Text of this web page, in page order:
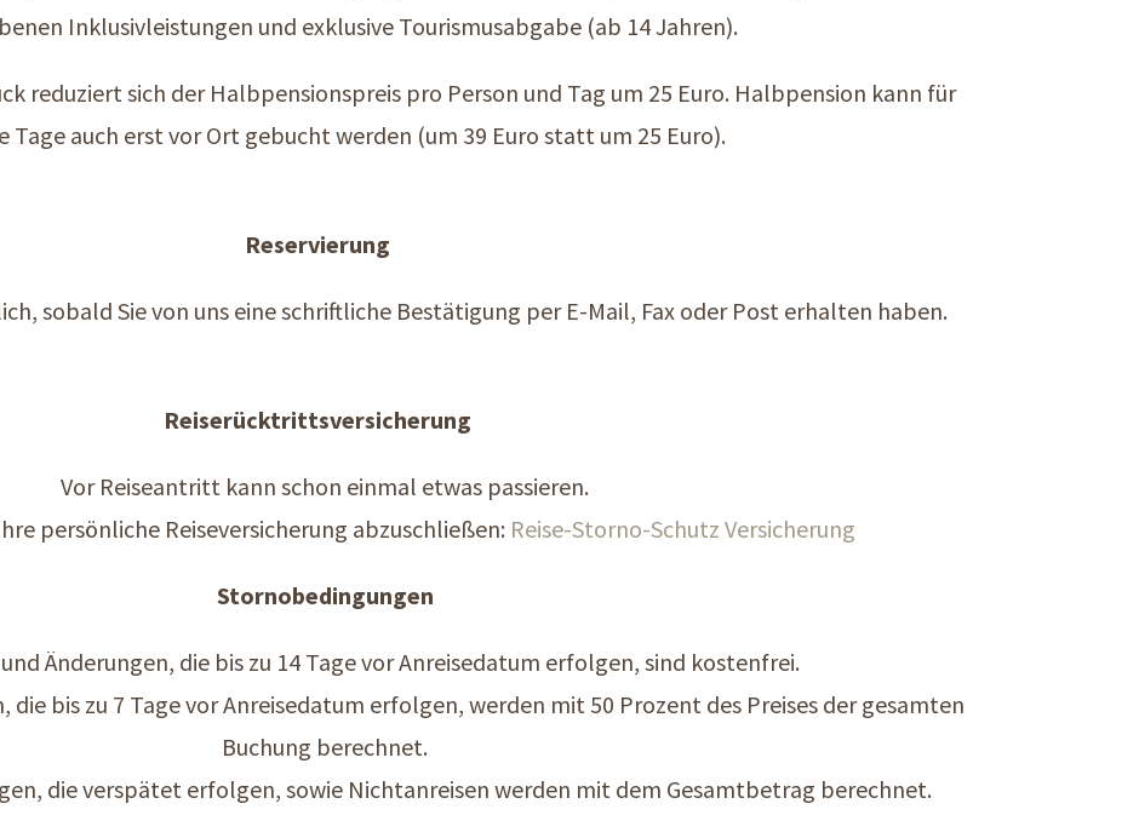
Inklusivleistungen und exklusive Tourismusabgabe (ab 14 Jahren).
reduziert sich der Halbpensionspreis pro Person und Tag um 25 Euro. Halbpension kann für
Tage auch erst vor Ort gebucht werden (um 39 Euro statt um 25 Euro).
Reservierung
sobald Sie von uns eine schriftliche Bestätigung per E-Mail, Fax oder Post erhalten haben.
Reiserücktrittsversicherung
Vor Reiseantritt kann schon einmal etwas passieren.
persönliche Reiseversicherung abzuschließen: Reise-Storno-Schutz Versicherung
Stornobedingungen
Änderungen, die bis zu 14 Tage vor Anreisedatum erfolgen, sind kostenfrei.
die bis zu 7 Tage vor Anreisedatum erfolgen, werden mit 50 Prozent des Preises der gesamten
Buchung berechnet.
die verspätet erfolgen, sowie Nichtanreisen werden mit dem Gesamtbetrag berechnet.